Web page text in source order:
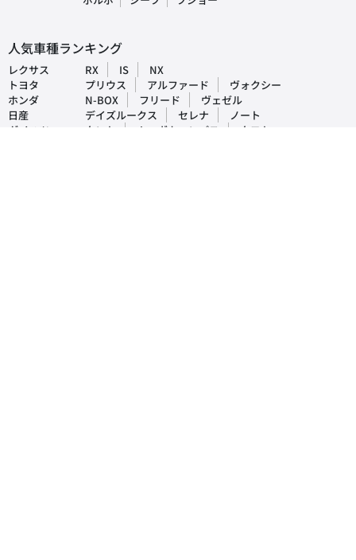
人気車種ランキング
レクサス RX IS
NX
トヨタ
プリウス アルファード
ヴォクシー
ホンダ
N-BOX フリード
ヴェゼル
日産
デイズルークス セレナ
ノート
ダイハツ
タント ムーヴキャンパス
タフト